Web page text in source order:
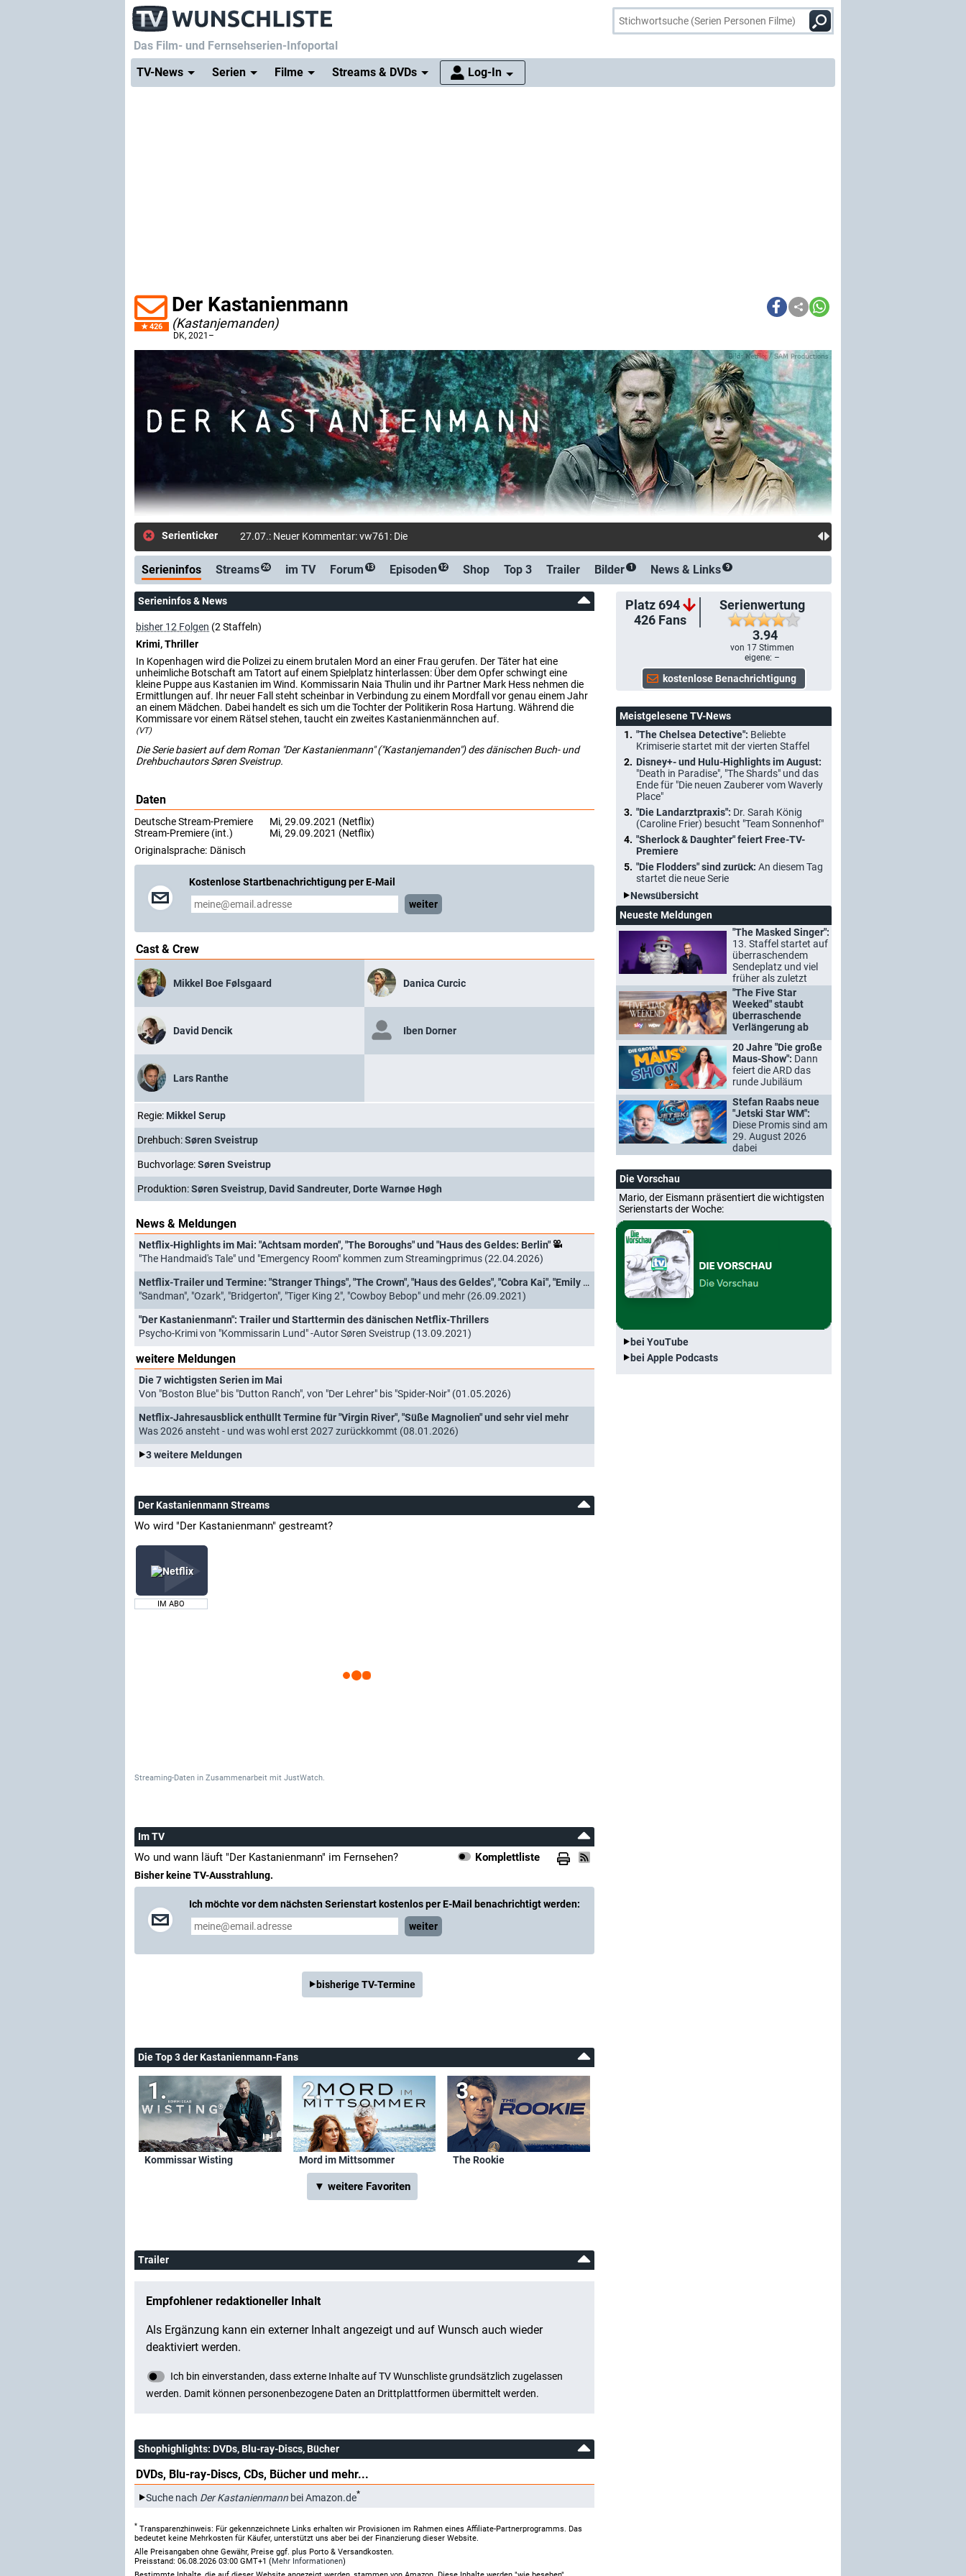
Das Film- und Fernsehserien-Infoportal
TV-News
Serien Filme Streams & DVDs Log-In
426
Der Kastanienmann
(Kastanjemanden)
DK, 2021–
Serienticker 27.07.: Neuer Kommentar: vw761: Die 2. Staffel kommt m.E. leider an S
Serieninfos Streams 26 im TV Forum 13 Episoden 12 Shop Top 3 Trailer Bilder 1 News & Links 9
Platz 694
426 Fans
Serienwertung
3.94
von 17Stimmen
eigene: –
Serieninfos & News
bisher 12 Folgen (2 Staffeln)
Krimi, Thriller
In Kopenhagen wird die Polizei zu einem brutalen Mord an einer Frau gerufen. Der Täter hat eine
unheimliche Botschaft am Tatort auf einem Spielplatz hinterlassen: Über dem Opfer schwingt eine
kleine Puppe aus Kastanien im Wind. Kommissarin Naia Thulin und ihr Partner Mark Hess nehmen die
Ermittlungen auf. Ihr neuer Fall steht scheinbar in Verbindung zu einem Mordfall vor genau einem Jahr
an einem Mädchen. Dabei handelt es sich um die Tochter der Politikerin Rosa Hartung. Während die
Kommissare vor einem Rätsel stehen, taucht ein zweites Kastanienmännchen auf.
(VT)
Die Serie basiert auf dem Roman "Der Kastanienmann" ("Kastanjemanden") des dänischen Buch- und
Drehbuchautors Søren Sveistrup.
Daten
Deutsche Stream-Premiere
Mi, 29.09.2021 (Netflix)
Stream-Premiere (int.)
Mi, 29.09.2021 (Netflix)
Originalsprache: Dänisch
Kostenlose Startbenachrichtigung per E-Mail
weiter
Cast & Crew
Mikkel Boe Følsgaard Danica Curcic
David Dencik Iben Dorner
Lars Ranthe
Regie: Mikkel Serup
Drehbuch:Søren Sveistrup
Buchvorlage:Søren Sveistrup
Produktion:Søren Sveistrup, David Sandreuter, Dorte Warnøe Høgh
News & Meldungen
Netflix-Highlights im Mai: "Achtsam morden", "The Boroughs" und "Haus des Geldes: Berlin"
"The Handmaid's Tale" und "Emergency Room" kommen zum Streamingprimus (22.04.2026)
Netflix-Trailer und Termine: "Stranger Things", "The Crown", "Haus des Geldes", "Cobra Kai", "Emily in Paris", "Vikings: Valhal
"Sandman", "Ozark", "Bridgerton", "Tiger King 2", "Cowboy Bebop" und mehr (26.09.2021)
"Der Kastanienmann": Trailer und Starttermin des dänischen Netflix-Thrillers
Psycho-Krimi von "Kommissarin Lund" -Autor Søren Sveistrup (13.09.2021)
weitere Meldungen
Die 7 wichtigsten Serien im Mai
Von "Boston Blue" bis "Dutton Ranch", von "Der Lehrer" bis "Spider-Noir" (01.05.2026)
Netflix-Jahresausblick enthüllt Termine für "Virgin River", "Süße Magnolien" und sehr viel mehr
Was 2026 ansteht - und was wohl erst 2027 zurückkommt (08.01.2026)
3 weitere Meldungen
Der Kastanienmann Streams
Wo wird "Der Kastanienmann" gestreamt?
IM ABO
Streaming-Daten in Zusammenarbeit mit JustWatch.
Im TV
Wo und wann läuft "Der Kastanienmann" im Fernsehen? Komplettliste
Bisher keine TV-Ausstrahlung.
Ich möchte vor dem nächsten Serienstart kostenlos per E-Mail benachrichtigt werden:
weiter
bisherige TV-Termine
Die Top 3 der Kastanienmann-Fans
Kommissar Wisting Mord im Mittsommer The Rookie
▼ weitere Favoriten
Trailer
Shophighlights: DVDs, Blu-ray-Discs, Bücher
DVDs, Blu-ray-Discs, CDs, Bücher und mehr...
Suche nach Der Kastanienmann bei Amazon.de*
* Transparenzhinweis: Für gekennzeichnete Links erhalten wir Provisionen im Rahmen eines Affiliate-Partnerprogramms. Das
bedeutet keine Mehrkosten für Käufer, unterstützt uns aber bei der Finanzierung dieser Website.
Alle Preisangaben ohne Gewähr, Preise ggf. plus Porto & Versandkosten.
Preisstand: 06.08.2026 03:00 GMT+1 (Mehr Informationen)
Meistgelesene TV-News
"The Chelsea Detective": Beliebte
Krimiserie startet mit der vierten Staffel
Disney+- und Hulu-Highlights im August:
"Death in Paradise", "The Shards" und das
Ende für "Die neuen Zauberer vom Waverly
Place"
"Die Landarztpraxis": Dr. Sarah König
(Caroline Frier) besucht "Team Sonnenhof"
"Sherlock & Daughter" feiert Free-TV-
Premiere
"Die Flodders" sind zurück: An diesem Tag
startet die neue Serie
Newsübersicht
Neueste Meldungen
"The Masked Singer":
13. Staffel startet auf
überraschendem
Sendeplatz und viel
früher als zuletzt
"The Five Star
Weeked" staubt
überraschende
Verlängerung ab
20 Jahre "Die große
Maus-Show": Dann
feiert die ARD das
runde Jubiläum
Stefan Raabs neue
"Jetski Star WM":
Diese Promis sind am
29. August 2026
dabei
Die Vorschau
Mario, der Eismann präsentiert die wichtigsten
Serienstarts der Woche:
bei YouTube
bei Apple Podcasts